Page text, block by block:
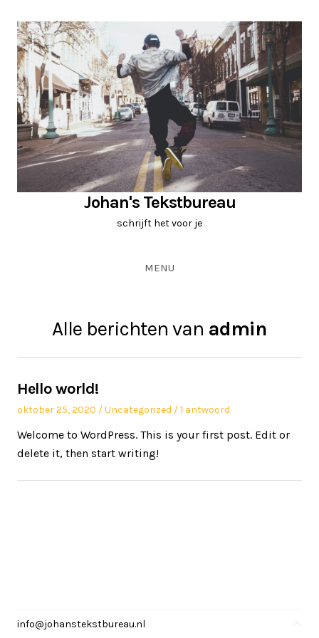
Johan's Tekstbureau
schrijft het voor je
MENU
Alle berichten van admin
Hello world!
Geplaatst
oktober 25, 2020
Geplaatst
Uncategorized 1 antwoord
Welcome to WordPress. This is your first post. Edit or
delete it, then start writing!
info@johanstekstbureau.nl